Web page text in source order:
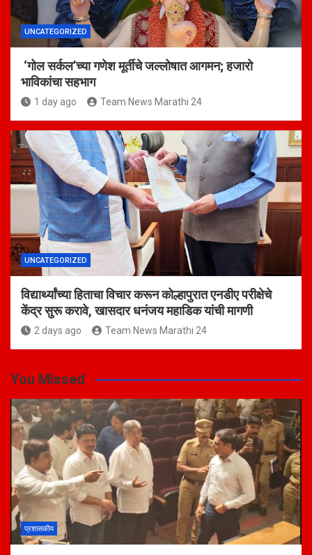
UNCATEGORIZED
‘गोल सर्कल’च्या गणेश मूर्तीचे जल्लोषात आगमन; हजारो
भाविकांचा सहभाग
1 day ago Team News Marathi 24
UNCATEGORIZED
विद्यार्थ्यांच्या हिताचा विचार करून कोल्हापुरात एनडीए परीक्षेचे
केंद्र सुरू करावे, खासदार धनंजय महाडिक यांची मागणी
2 days ago Team News Marathi 24
You Missed
प्रशासकीय